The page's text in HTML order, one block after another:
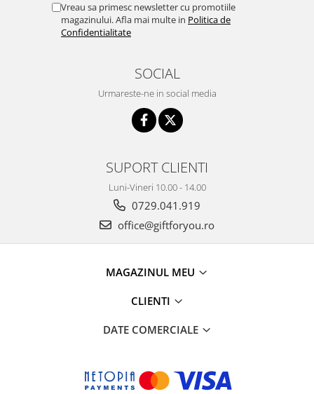
Vreau sa primesc newsletter cu promotiile
magazinului. Afla mai multe in Politica de
Confidentialitate
SOCIAL
Urmareste-ne in social media
SUPORT CLIENTI
Luni-Vineri 10.00 - 14.00
0729.041.919
office@giftforyou.ro
MAGAZINUL MEU
CLIENTI
DATE COMERCIALE